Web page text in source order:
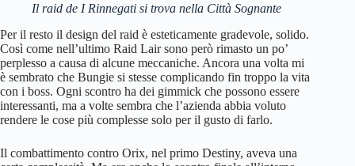
Il raid de I Rinnegati si trova nella Città Sognante
Per il resto il design del raid è esteticamente gradevole, solido.
Così come nell’ultimo Raid Lair sono però rimasto un po’
perplesso a causa di alcune meccaniche. Ancora una volta mi
è sembrato che Bungie si stesse complicando fin troppo la vita
con i boss. Ogni scontro ha dei gimmick che possono essere
interessanti, ma a volte sembra che l’azienda abbia voluto
rendere le cose più complesse solo per il gusto di farlo.
Il combattimento contro Orix, nel primo Destiny, aveva una